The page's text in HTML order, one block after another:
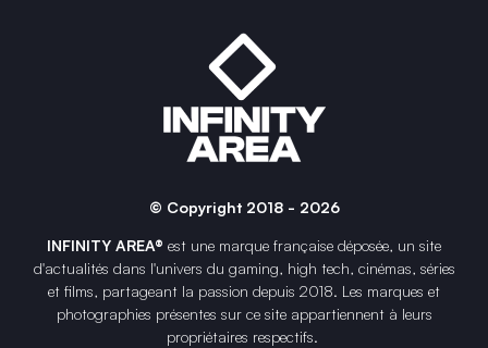
© Copyright 2018 - 2026
INFINITY AREA® est une marque française déposée, un site
d'actualités dans l'univers du gaming, high tech, cinémas, séries
et films, partageant la passion depuis 2018. Les marques et
photographies présentes sur ce site appartiennent à leurs
propriétaires respectifs.